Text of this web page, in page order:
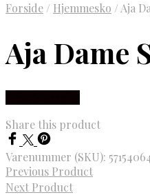
Forside / Hjemmesko / Aja
Aja Dame
Share this product
Varenummer (SKU):
Previous Product
Next Product